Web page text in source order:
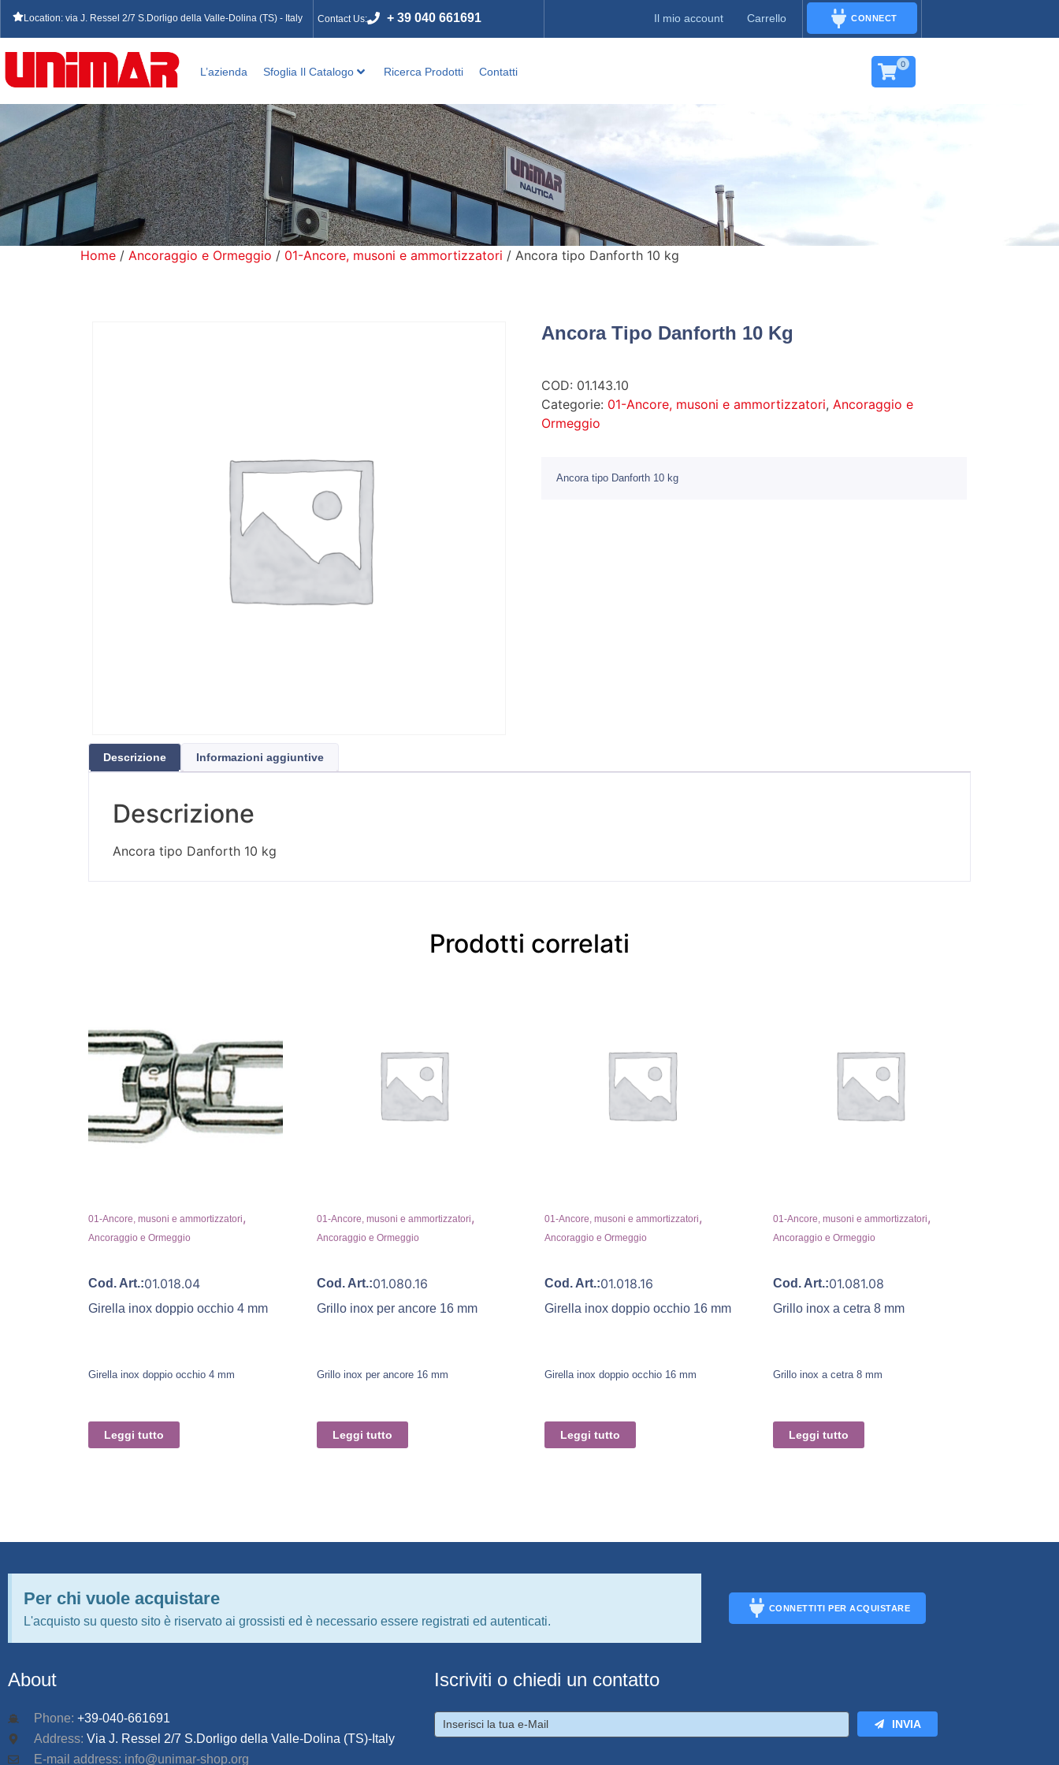
Location: via J. Ressel 2/7 S.Dorligo della Valle-Dolina (TS) - Italy Contact Us: + 39 040 661691 Il mio account Carrello CONNECT
L’azienda Sfoglia Il Catalogo Ricerca Prodotti Contatti
0
Home / Ancoraggio e Ormeggio / 01-Ancore, musoni e ammortizzatori / Ancora tipo Danforth 10 kg
Ancora Tipo Danforth 10 Kg
COD: 01.143.10
Categorie: 01-Ancore, musoni e ammortizzatori, Ancoraggio e
Ormeggio
Ancora tipo Danforth 10 kg
Descrizione Informazioni aggiuntive
Descrizione
Ancora tipo Danforth 10 kg
Prodotti correlati
01-Ancore, musoni e ammortizzatori,
Ancoraggio e Ormeggio
Cod. Art.:01.018.04
Girella inox doppio occhio 4 mm
Girella inox doppio occhio 4 mm
Leggi tutto
01-Ancore, musoni e ammortizzatori,
Ancoraggio e Ormeggio
Cod. Art.:01.080.16
Grillo inox per ancore 16 mm
Grillo inox per ancore 16 mm
Leggi tutto
01-Ancore, musoni e ammortizzatori,
Ancoraggio e Ormeggio
Cod. Art.:01.018.16
Girella inox doppio occhio 16 mm
Girella inox doppio occhio 16 mm
Leggi tutto
01-Ancore, musoni e ammortizzatori,
Ancoraggio e Ormeggio
Cod. Art.:01.081.08
Grillo inox a cetra 8 mm
Grillo inox a cetra 8 mm
Leggi tutto
Per chi vuole acquistare
L'acquisto su questo sito è riservato ai grossisti ed è necessario essere registrati ed autenticati.
CONNETTITI PER ACQUISTARE
About
Phone: +39-040-661691
Address: Via J. Ressel 2/7 S.Dorligo della Valle-Dolina (TS)-Italy
E-mail address: info@unimar-shop.org
Iscriviti o chiedi un contatto
INVIA